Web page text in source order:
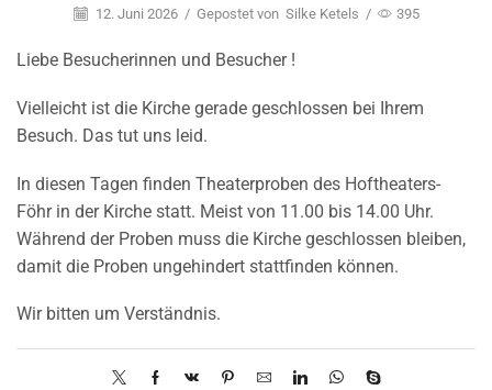
12. Juni 2026 / Gepostet von Silke Ketels / 395
Liebe Besucherinnen und Besucher !
Vielleicht ist die Kirche gerade geschlossen bei Ihrem
Besuch. Das tut uns leid.
In diesen Tagen finden Theaterproben des Hoftheaters-
Föhr in der Kirche statt. Meist von 11.00 bis 14.00 Uhr.
Während der Proben muss die Kirche geschlossen bleiben,
damit die Proben ungehindert stattfinden können.
Wir bitten um Verständnis.